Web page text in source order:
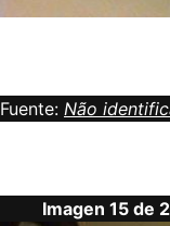
Fuente: Não
Imagen 15 de